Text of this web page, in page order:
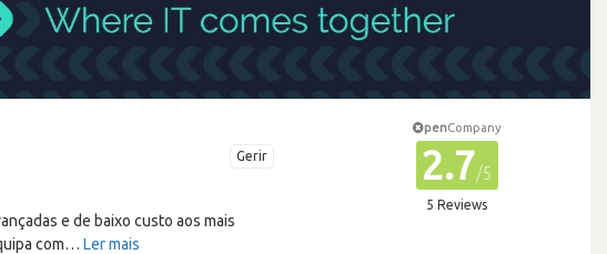
Gerir
e de baixo custo aos mais
com… Ler mais
penCompany
2.7/5
5 Reviews